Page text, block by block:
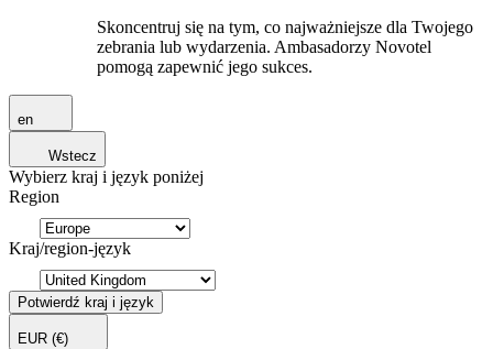
Skoncentruj się na tym, co najważniejsze dla Twojego
zebrania lub wydarzenia. Ambasadorzy Novotel
pomogą zapewnić jego sukces.
en
Wstecz
Wybierz kraj i język poniżej
Region
Kraj/region-język
Potwierdź kraj i język
EUR (€)